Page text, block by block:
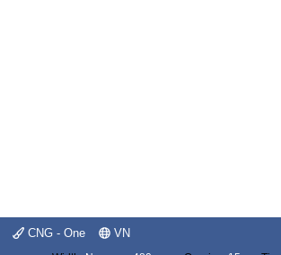
CNG - One VN